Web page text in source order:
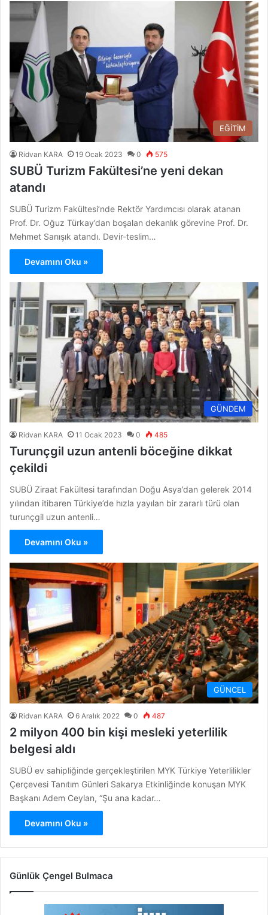
EĞİTİM
Ridvan KARA 19 Ocak 2023 0 575
SUBÜ Turizm Fakültesi’ne yeni dekan
atandı
SUBÜ Turizm Fakültesi’nde Rektör Yardımcısı olarak atanan
Prof. Dr. Oğuz Türkay’dan boşalan dekanlık görevine Prof. Dr.
Mehmet Sarıışık atandı. Devir-teslim…
Devamını Oku »
GÜNDEM
Ridvan KARA 11 Ocak 2023 0 485
Turunçgil uzun antenli böceğine dikkat
çekildi
SUBÜ Ziraat Fakültesi tarafından Doğu Asya’dan gelerek 2014
yılından itibaren Türkiye’de hızla yayılan bir zararlı türü olan
turunçgil uzun antenli…
Devamını Oku »
GÜNCEL
Ridvan KARA 6 Aralık 2022 0 487
2 milyon 400 bin kişi mesleki yeterlilik
belgesi aldı
SUBÜ ev sahipliğinde gerçekleştirilen MYK Türkiye Yeterlilikler
Çerçevesi Tanıtım Günleri Sakarya Etkinliğinde konuşan MYK
Başkanı Adem Ceylan, “Şu ana kadar…
Devamını Oku »
Günlük Çengel Bulmaca